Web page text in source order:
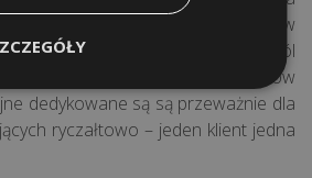
liczby oddzielnych rezerwacji w
w przypadku większości pól
się wersja do 28 sektorów
dedykowane są są przeważnie dla
ryczałtowo – jeden klient jedna